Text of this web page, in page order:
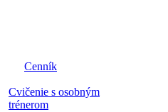
Cenník
Cvičenie s osobným
trénerom